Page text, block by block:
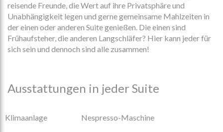
reisende Freunde, die Wert auf ihre Privatsphäre und
Unabhängigkeit legen und gerne gemeinsame Mahlzeiten in
der einen oder anderen Suite genießen. Die einen sind
Frühaufsteher, die anderen Langschläfer? Hier kann jeder für
sich sein und dennoch sind alle zusammen!
Ausstattungen in jeder Suite
Klimaanlage Nespresso-Maschine